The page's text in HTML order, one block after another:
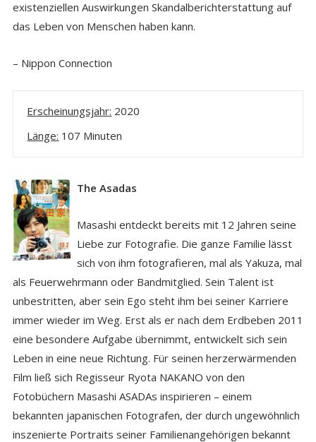
existenziellen Auswirkungen Skandalberichterstattung auf
das Leben von Menschen haben kann.
– Nippon Connection
Erscheinungsjahr: 2020
Länge: 107 Minuten
The Asadas
Masashi entdeckt bereits mit 12 Jahren seine
Liebe zur Fotografie. Die ganze Familie lässt
sich von ihm fotografieren, mal als Yakuza, mal
als Feuerwehrmann oder Bandmitglied. Sein Talent ist
unbestritten, aber sein Ego steht ihm bei seiner Karriere
immer wieder im Weg. Erst als er nach dem Erdbeben 2011
eine besondere Aufgabe übernimmt, entwickelt sich sein
Leben in eine neue Richtung. Für seinen herzerwärmenden
Film ließ sich Regisseur Ryota NAKANO von den
Fotobüchern Masashi ASADAs inspirieren – einem
bekannten japanischen Fotografen, der durch ungewöhnlich
inszenierte Portraits seiner Familienangehörigen bekannt